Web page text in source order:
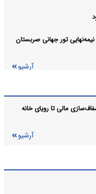
نیمه‌نهایی تور جهانی صربستان
آرشیو
مالی تا رویای خانه
آرشیو